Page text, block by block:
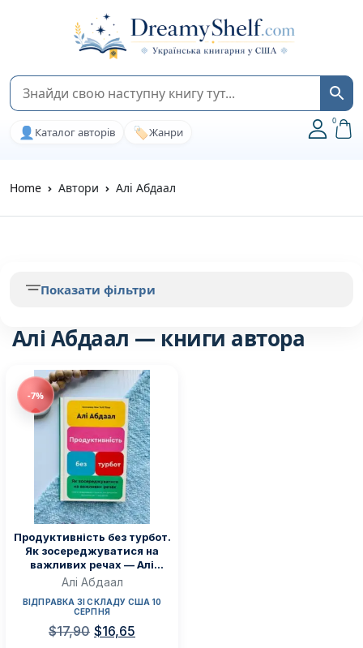
👤 Каталог авторів 🏷️Жанри
0
Home Автори Алі Абдаал
Алі Абдаал — книги автора
-7%
Продуктивність без турбот.
Як зосереджуватися на
важливих речах — Алі
Абдаал
Алі Абдаал
ВІДПРАВКА ЗІ СКЛАДУ США 10
СЕРПНЯ
$17,90 $16,65
Показати фільтри